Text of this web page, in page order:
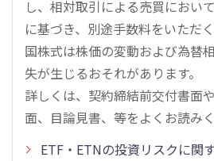
し、相対取引による売買におい
に基づき、別途手数料をいただ
国株式は株価の変動および為替
失が生じるおそれがあります。
詳しくは、契約締結前交付書面
面、目論見書、等をよくお読みく
ETF・ETNの投資リスクに関